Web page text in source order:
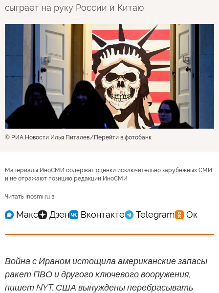
сыграет на руку России и Китаю
© РИА Новости Илья Питалев Перейти в фотобанк
Материалы ИноСМИ содержат оценки исключительно зарубежных СМИ
и не отражают позицию редакции ИноСМИ
Читать inosmi.ru в
Война с Ираном истощила американские запасы
ракет ПВО и другого ключевого вооружения,
пишет NYT. США вынуждены перебрасывать